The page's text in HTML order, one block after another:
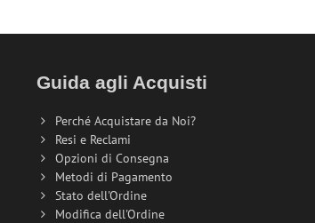
Guida agli Acquisti
Perché Acquistare da Noi?
Resi e Reclami
Opzioni di Consegna
Metodi di Pagamento
Stato dell'Ordine
Modifica dell'Ordine